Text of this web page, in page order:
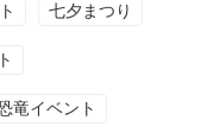
七夕まつり
竜イベント